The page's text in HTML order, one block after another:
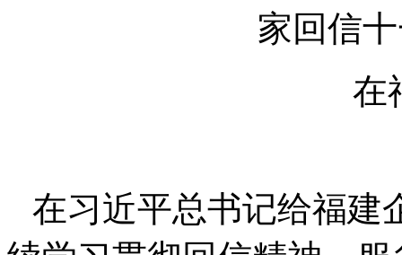
家回信
在
在习近平总书记给福建